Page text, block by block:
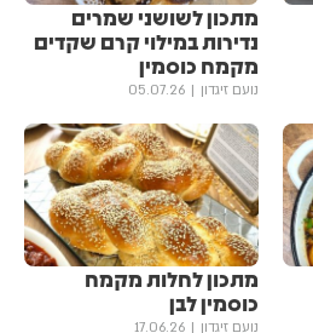
מתכון לשושני שמרים
נדירות במילוי קרם שקדים
מקמח כוסמין
נועם זיגדון 05.07.26
מתכון לחלות מקמח
כוסמין לבן
נועם זיגדון 17.06.26